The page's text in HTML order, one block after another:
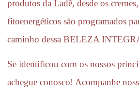
produtos da Ladê, desde os
fitoenergéticos são programados
caminho dessa BELEZA
Se identificou com os nossos
achegue conosco! Acompanhe